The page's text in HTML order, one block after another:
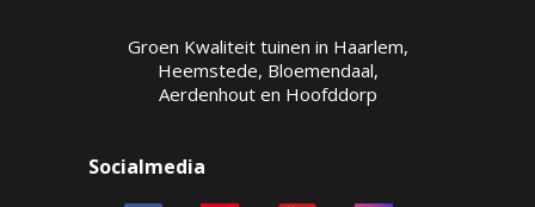
Groen Kwaliteit tuinen in Haarlem,
Heemstede, Bloemendaal,
Aerdenhout en Hoofddorp
Socialmedia